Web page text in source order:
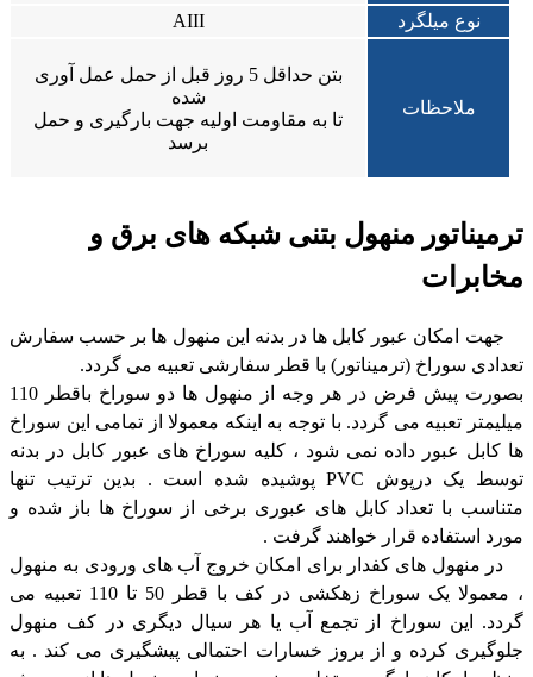
نوع میلگرد
AIII
ملاحظات
بتن حداقل 5 روز قبل از حمل عمل آوری
شده
تا به مقاومت اولیه جهت بارگیری و حمل
برسد
ترمیناتور منهول بتنی شبکه های برق و
مخابرات
جهت امکان عبور کابل ها در بدنه این منهول ها بر حسب سفارش
تعدادی سوراخ (ترمیناتور) با قطر سفارشی تعبیه می گردد.
بصورت پیش فرض در هر وجه از منهول ها دو سوراخ باقطر 110
میلیمتر تعبیه می گردد. با توجه به اینکه معمولا از تمامی این سوراخ
ها کابل عبور داده نمی شود ، کلیه سوراخ های عبور کابل در بدنه
توسط یک درپوش PVC پوشیده شده است . بدین ترتیب تنها
متناسب با تعداد کابل های عبوری برخی از سوراخ ها باز شده و
مورد استفاده قرار خواهند گرفت .
در منهول های کفدار برای امکان خروج آب های ورودی به منهول
، معمولا یک سوراخ زهکشی در کف با قطر 50 تا 110 تعبیه می
گردد. این سوراخ از تجمع آب یا هر سیال دیگری در کف منهول
جلوگیری کرده و از بروز خسارات احتمالی پیشگیری می کند . به